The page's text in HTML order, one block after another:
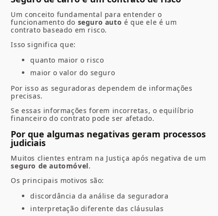
Um conceito fundamental para entender o
funcionamento do seguro auto é que ele é um
contrato baseado em risco.
Isso significa que:
quanto maior o risco
maior o valor do seguro
Por isso as seguradoras dependem de informações
precisas.
Se essas informações forem incorretas, o equilíbrio
financeiro do contrato pode ser afetado.
Por que algumas negativas geram processos
judiciais
Muitos clientes entram na Justiça após negativa de um
seguro de automóvel.
Os principais motivos são:
discordância da análise da seguradora
interpretação diferente das cláusulas